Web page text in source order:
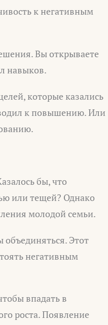
к негативным
Вы открываете
навыков.
которые казались
к повышению. Или
бы, что
или тещей? Однако
молодой семьи.
Этот
негативным
впадать в
роста. Появление